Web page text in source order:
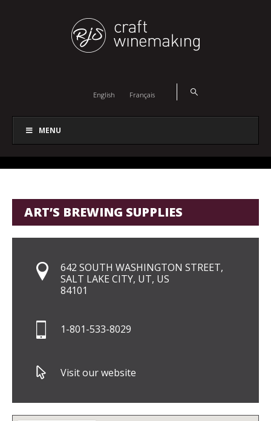
English Français
MENU
ART’S BREWING SUPPLIES
642 SOUTH WASHINGTON STREET,
SALT LAKE CITY, UT, US
84101
1-801-533-8029
Visit our website